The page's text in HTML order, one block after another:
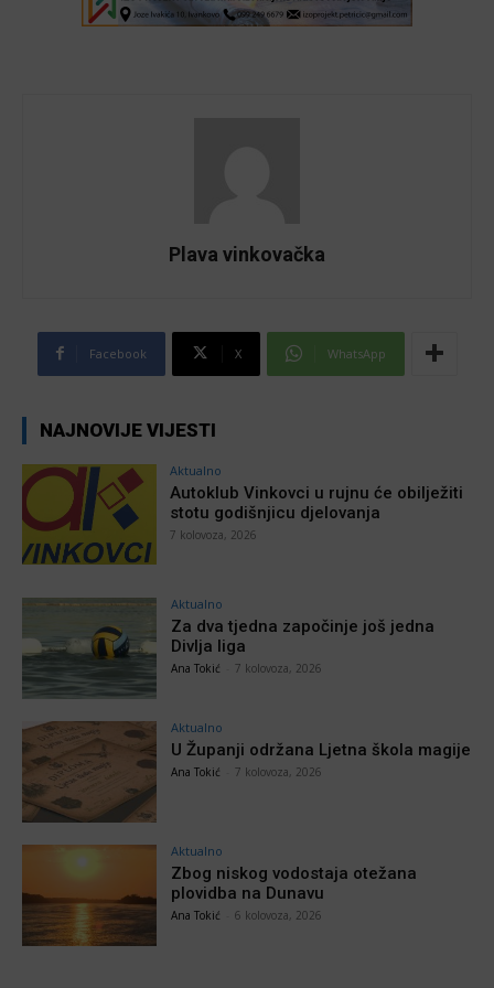
Plava vinkovačka
Facebook X WhatsApp
NAJNOVIJE VIJESTI
Aktualno
Autoklub Vinkovci u rujnu će obilježiti
stotu godišnjicu djelovanja
7 kolovoza, 2026
Aktualno
Za dva tjedna započinje još jedna
Divlja liga
Ana Tokić 7 kolovoza, 2026
Aktualno
U Županji održana Ljetna škola magije
Ana Tokić 7 kolovoza, 2026
Aktualno
Zbog niskog vodostaja otežana
plovidba na Dunavu
Ana Tokić 6 kolovoza, 2026